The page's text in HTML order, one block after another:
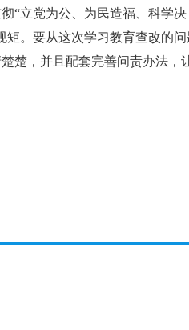
“立党为公、为民造福、科学决
矩。要从这次学习教育查改的问
楚，并且配套完善问责办法，